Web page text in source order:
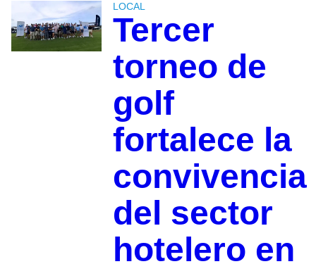
LOCAL
Tercer
torneo de
golf
fortalece la
convivencia
del sector
hotelero en